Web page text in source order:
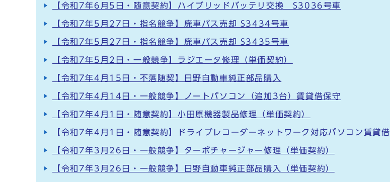
【令和7年6月5日・随意契約】ハイブリッドバッテリ交換 S3036号車
【令和7年5月27日・指名競争】廃車バス売却 S3434号車
【令和7年5月27日・指名競争】廃車バス売却 S3435号車
【令和7年5月2日・一般競争】ラジエータ修理（単価契約）
【令和7年4月15日・不落随契】日野自動車純正部品購入
【令和7年4月14日・一般競争】ノートパソコン（追加3台）賃貸借保守
【令和7年4月1日・随意契約】小田原機器製品修理（単価契約）
【令和7年4月1日・随意契約】ドライブレコーダーネットワーク対応パソコン賃貸借
【令和7年3月26日・一般競争】ターボチャージャー修理（単価契約）
【令和7年3月26日・一般競争】日野自動車純正部品購入（単価契約）